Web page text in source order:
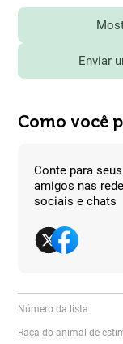
Enviar
Como você
Conte para seus
amigos nas
sociais e chats
Número da lista
Raça do animal de